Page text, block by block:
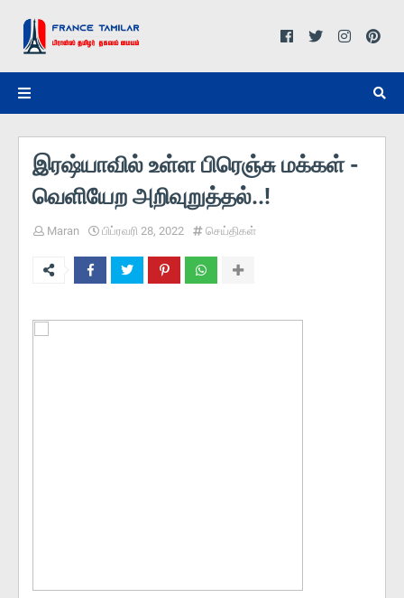
இரஷ்யாவில் உள்ள பிரெஞ்சு மக்கள் -
வெளியேற அறிவுறுத்தல்..!
Maran பிப்ரவரி 28, 2022 செய்திகள்